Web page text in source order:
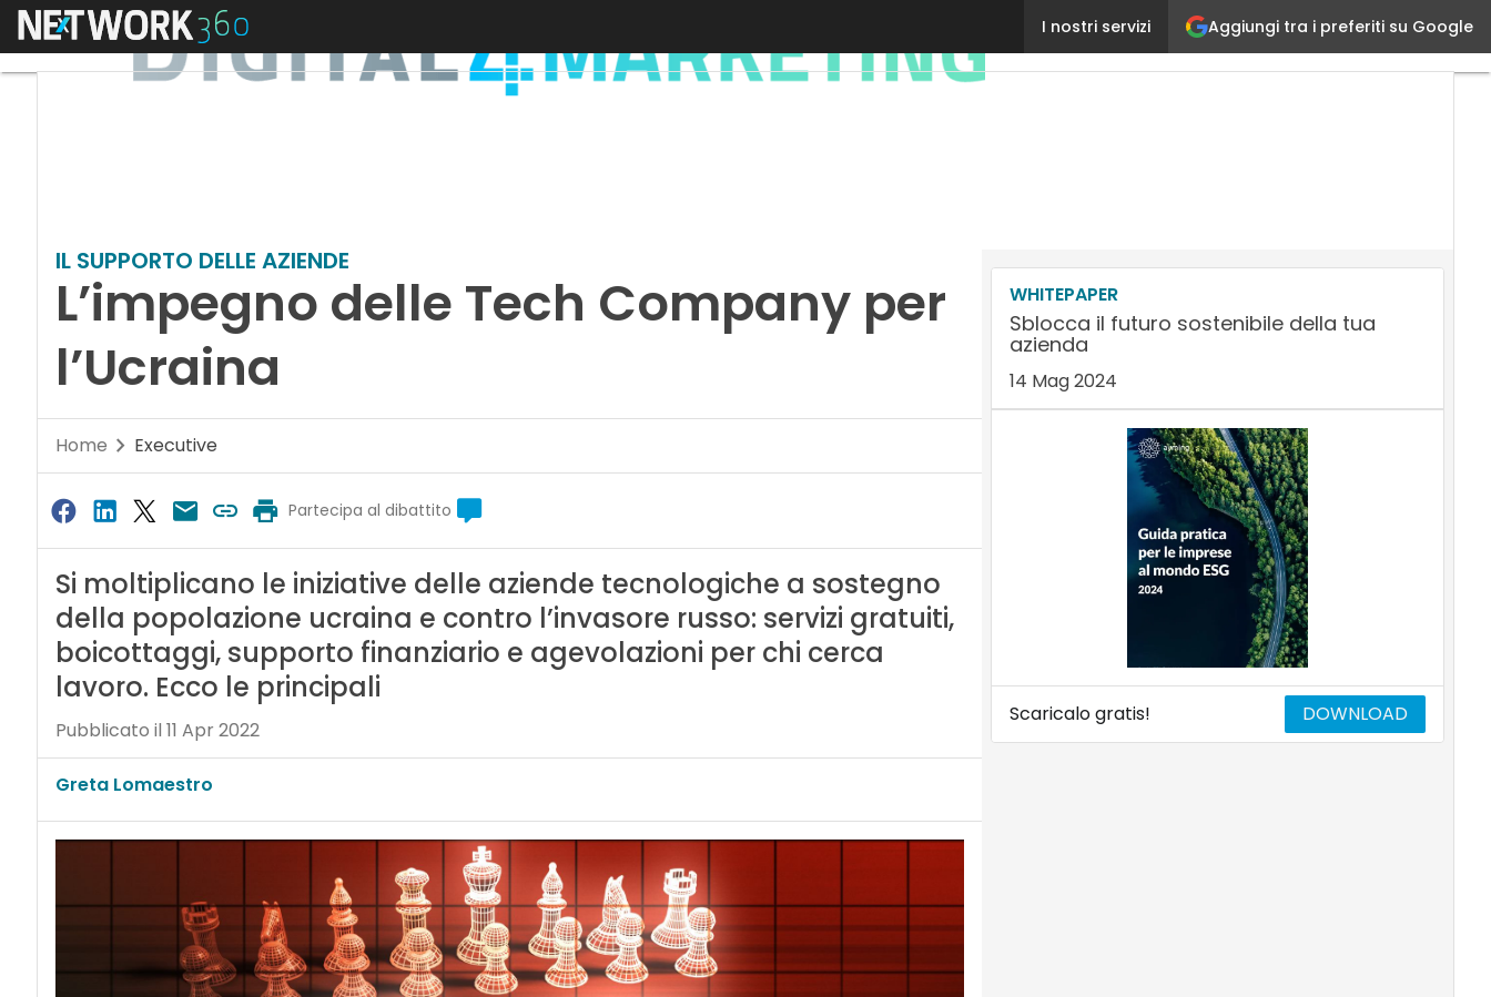
Aggiungi tra i preferiti su Google
I nostri servizi
Menu L’impegno delle Tech Company per l’UcrainaUltimi
articoli
AI
IL SUPPORTO DELLE AZIENDE
L’impegno delle Tech Company per
l’Ucraina
Home Executive
Partecipa al dibattito
Si moltiplicano le iniziative delle aziende tecnologiche a sostegno
della popolazione ucraina e contro l’invasore russo: servizi gratuiti,
boicottaggi, supporto finanziario e agevolazioni per chi cerca
lavoro. Ecco le principali
Pubblicato il 11 Apr 2022
Greta Lomaestro
WHITEPAPER
Sblocca il futuro sostenibile della tua
azienda
14 Mag 2024
Scaricalo gratis! DOWNLOAD